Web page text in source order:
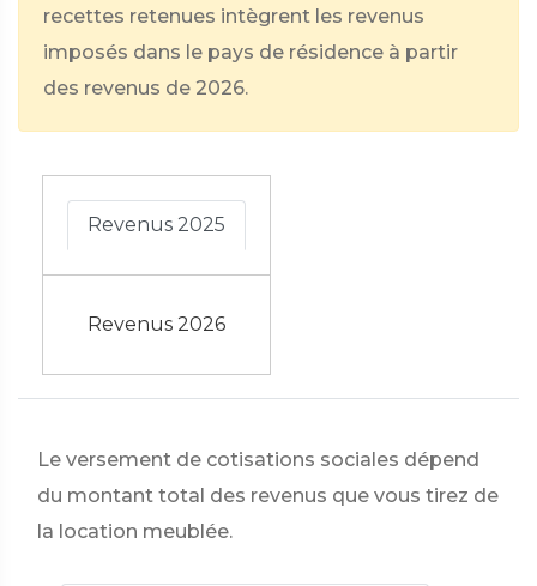
recettes retenues intègrent les revenus
imposés dans le pays de résidence à partir
des revenus de 2026.
Revenus 2025
Revenus 2026
Le versement de cotisations sociales dépend
du montant total des revenus que vous tirez de
la location meublée.